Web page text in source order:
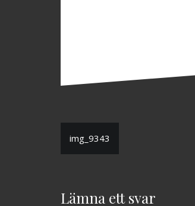
Inläggsnavigering
img_9343
Lämna ett svar